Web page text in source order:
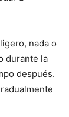
nada o
durante la
después.